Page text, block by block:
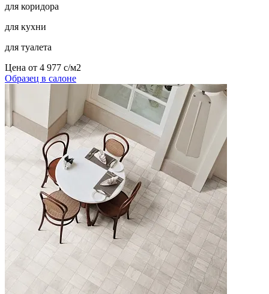
для коридора
для кухни
для туалета
Цена от 4 977 c/м2
Образец в салоне